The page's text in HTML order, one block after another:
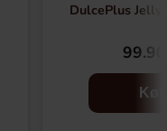
DulcePlus
Køb